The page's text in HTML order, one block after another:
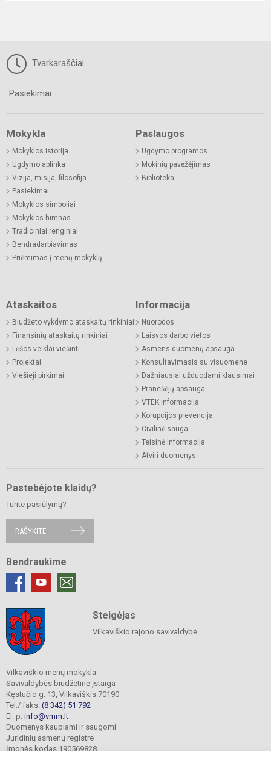
Tvarkaraščiai
Pasiekimai
Mokykla
Mokyklos istorija
Ugdymo aplinka
Vizija, misija, filosofija
Pasiekimai
Mokyklos simboliai
Mokyklos himnas
Tradiciniai renginiai
Bendradarbiavimas
Priėmimas į menų mokyklą
Paslaugos
Ugdymo programos
Mokinių pavėžėjimas
Biblioteka
Ataskaitos
Biudžeto vykdymo ataskaitų rinkiniai
Finansinių ataskaitų rinkiniai
Lėšos veiklai viešinti
Projektai
Viešieji pirkimai
Informacija
Nuorodos
Laisvos darbo vietos
Asmens duomenų apsauga
Konsultavimasis su visuomene
Dažniausiai užduodami klausimai
Pranešėjų apsauga
VTEK informacija
Korupcijos prevencija
Civilinė sauga
Teisinė informacija
Atviri duomenys
Pastebėjote klaidų?
Turite pasiūlymų?
RAŠYKITE
Bendraukime
Steigėjas
Vilkaviškio rajono savivaldybė
Vilkaviškio menų mokykla
Savivaldybės biudžetinė įstaiga
Kęstučio g. 13, Vilkaviškis 70190
Tel./ faks. (8 342) 51 792
El. p. info@vmm.lt
Duomenys kaupiami ir saugomi
Juridinių asmenų registre
Įmonės kodas 190569828